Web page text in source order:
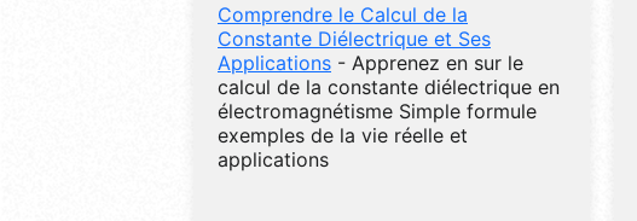
Comprendre le Calcul de la
Constante Diélectrique et Ses
Applications - Apprenez en sur le
calcul de la constante diélectrique en
électromagnétisme Simple formule
exemples de la vie réelle et
applications